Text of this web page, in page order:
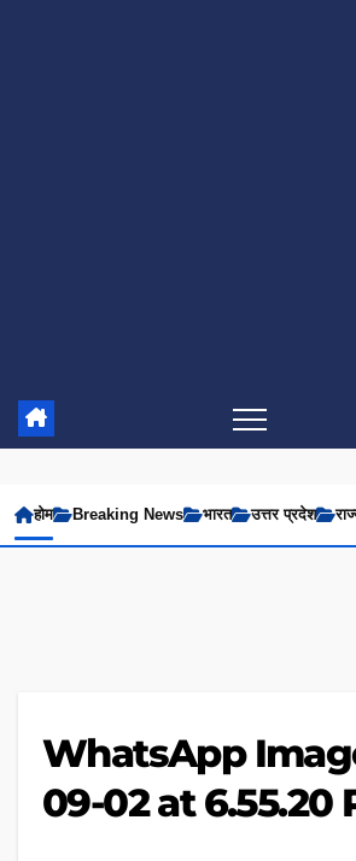
होम Breaking News भारत उत्तर प्रदेश
WhatsApp
09-02 at 6.55.20